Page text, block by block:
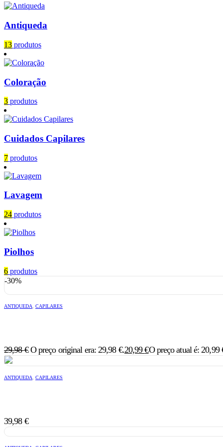
Antiqueda
13 produtos
Coloração
3 produtos
Cuidados Capilares
7 produtos
Lavagem
24 produtos
Piolhos
6 produtos
-30%
ANTIQUEDA CAPILARES
29,98€ O preço original era: 29,98 €.20,99€O preço atual é: 20,99
ANTIQUEDA CAPILARES
39,98 €